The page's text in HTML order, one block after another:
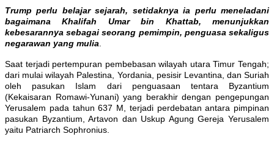
Trump perlu belajar sejarah, setidaknya ia perlu meneladani
bagaimana Khalifah Umar bin Khattab, menunjukkan
kebesarannya sebagai seorang pemimpin, penguasa sekaligus
negarawan yang mulia.
Saat terjadi pertempuran pembebasan wilayah utara Timur Tengah;
dari mulai wilayah Palestina, Yordania, pesisir Levantina, dan Suriah
oleh pasukan Islam dari penguasaan tentara Byzantium
(Kekaisaran Romawi-Yunani) yang berakhir dengan pengepungan
Yerusalem pada tahun 637 M, terjadi perdebatan antara pimpinan
pasukan Byzantium, Artavon dan Uskup Agung Gereja Yerusalem
yaitu Patriarch Sophronius.